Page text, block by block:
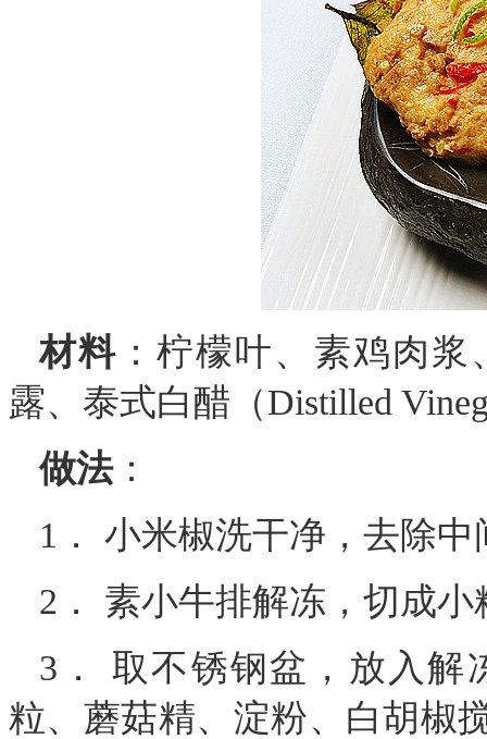
材料 ：柠檬叶、素鸡肉
露、泰式白醋（Distilled
做法：
1． 小米椒洗干净，去除
2． 素小牛排解冻，切成小
3． 取不锈钢盆，放入解
粒、蘑菇精、淀粉、白胡椒